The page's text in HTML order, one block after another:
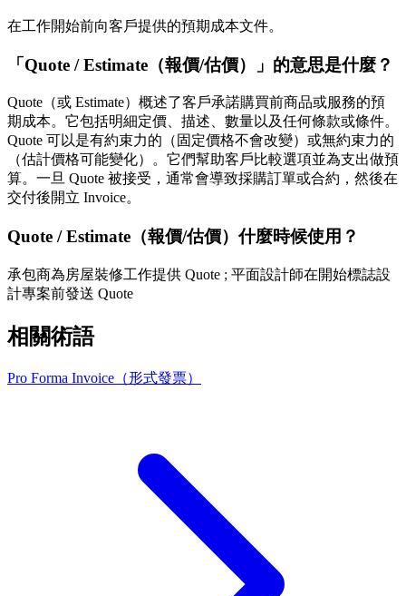
在工作開始前向客戶提供的預期成本文件。
「Quote / Estimate（報價/估價）」的意思是什麼？
Quote（或 Estimate）概述了客戶承諾購買前商品或服務的預
期成本。它包括明細定價、描述、數量以及任何條款或條件。
Quote 可以是有約束力的（固定價格不會改變）或無約束力的
（估計價格可能變化）。它們幫助客戶比較選項並為支出做預
算。一旦 Quote 被接受，通常會導致採購訂單或合約，然後在
交付後開立 Invoice。
Quote / Estimate（報價/估價）什麼時候使用？
承包商為房屋裝修工作提供 Quote ; 平面設計師在開始標誌設
計專案前發送 Quote
相關術語
Pro Forma Invoice（形式發票）